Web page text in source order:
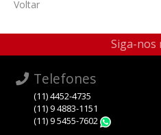
Voltar
Siga-nos
Telefones
(11) 4452-4735
(11) 9 4883-1151
(11) 9 5455-7602